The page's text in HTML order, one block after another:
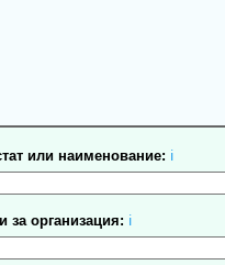
или наименование: ℹ
за организация: ℹ